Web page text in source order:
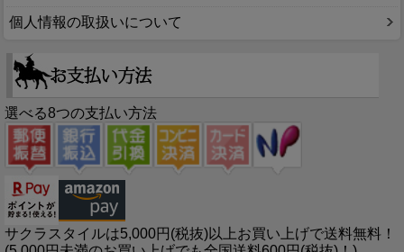
個人情報の取扱いについて
選べる8つの支払い方法
サクラスタイルは5,000円(税抜)以上お買い上げで送料無料！